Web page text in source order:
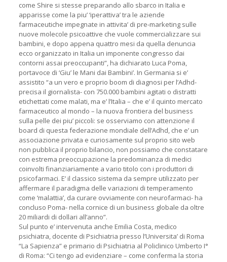
come Shire si stesse preparando allo sbarco in Italia e
apparisse come la piu’ ‘iperattiva’ tra le aziende
farmaceutiche impegnate in attivita’ di pre-marketing sulle
nuove molecole psicoattive che vuole commercializzare sui
bambini, e dopo appena quattro mesi da quella denuncia
ecco organizzato in Italia un imponente congresso dai
contorni assai preoccupanti”, ha dichiarato Luca Poma,
portavoce di ‘Giu’ le Mani dai Bambini’. In Germania si e’
assistito “a un vero e proprio boom di diagnosi per l’Adhd-
precisa il giornalista- con 750.000 bambini agitati o distratti
etichettati come malati, ma e’ l’Italia – che e’ il quinto mercato
farmaceutico al mondo – la nuova frontiera del business
sulla pelle dei piu’ piccoli: se osserviamo con attenzione il
board di questa federazione mondiale dell’Adhd, che e’ un
associazione privata e curiosamente sul proprio sito web
non pubblica il proprio bilancio, non possiamo che constatare
con estrema preoccupazione la predominanza di medici
coinvolti finanziariamente a vario titolo con i produttori di
psicofarmaci. E’ il classico sistema da sempre utilizzato per
affermare il paradigma delle variazioni di temperamento
come ‘malattia’, da curare ovviamente con neurofarmaci- ha
concluso Poma- nella cornice di un business globale da oltre
20 miliardi di dollari all’anno”.
Sul punto e’ intervenuta anche Emilia Costa, medico
psichiatra, docente di Psichiatria presso l’Universita’ di Roma
“La Sapienza” e primario di Psichiatria al Policlinico Umberto I°
di Roma: “Ci tengo ad evidenziare – come conferma la storia